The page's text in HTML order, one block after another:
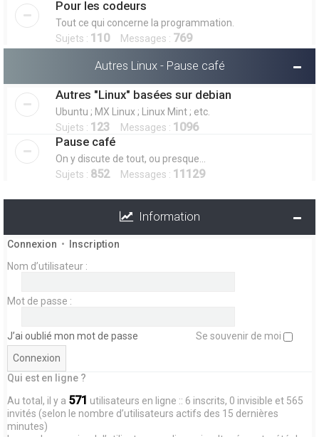
Pour les codeurs
Tout ce qui concerne la programmation.
Sujets : 110Messages : 769
Autres Linux - Pause café
Autres "Linux" basées sur debian
Ubuntu ; MX Linux ; Linux Mint ; etc.
Sujets : 123 Messages : 1096
Pause café
On y discute de tout, ou presque...
Sujets : 852Messages : 11129
Information
Connexion •
Inscription
Nom d’utilisateur :
Mot de passe :
J’ai oublié mon mot de passe Se souvenir de moi
Qui est en ligne ?
Au total, il y a 571 utilisateurs en ligne :: 6 inscrits, 0 invisible et 565
invités (selon le nombre d’utilisateurs actifs des 15 dernières
minutes)